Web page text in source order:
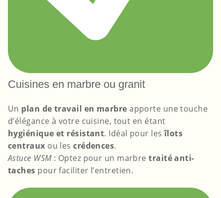
Cuisines en marbre ou granit
Un plan de travail en marbre apporte une touche
d’élégance à votre cuisine, tout en étant
hygiénique et résistant. Idéal pour lesîlots
centraux ou lescrédences.
Astuce WSM: Optez pour un marbretraité anti-
taches pour faciliter l’entretien.